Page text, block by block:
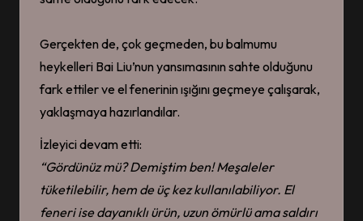
Gerçekten de, çok geçmeden, bu balmumu
heykelleri Bai Liu’nun yansımasının sahte olduğunu
fark ettiler ve el fenerinin ışığını geçmeye çalışarak,
yaklaşmaya hazırlandılar.
İzleyici devam etti:
“Gördünüz mü? Demiştim ben! Meşaleler
tüketilebilir, hem deüç kez kullanılabiliyor. El
feneri ise dayanıklı ürün, uzun ömürlü ama saldırı